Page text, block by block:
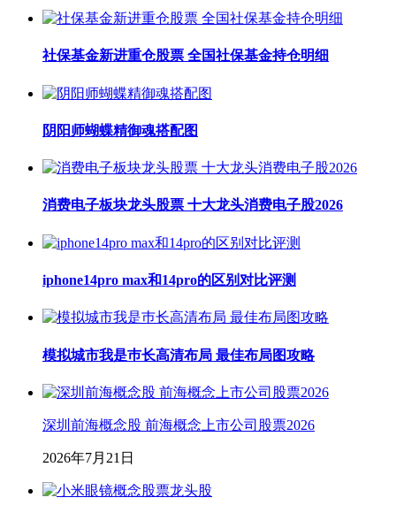
社保基金新进重仓股票 全国社保基金持仓明细
阴阳师蝴蝶精御魂搭配图
消费电子板块龙头股票 十大龙头消费电子股2026
iphone14pro max和14pro的区别对比评测
模拟城市我是巿长高清布局 最佳布局图攻略
深圳前海概念股 前海概念上市公司股票2026
2026年7月21日